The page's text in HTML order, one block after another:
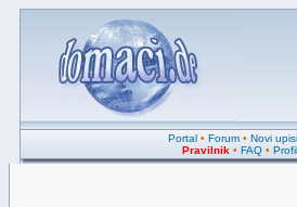
Portal• Forum• Novi upisi
Pravilnik • FAQ • Profil